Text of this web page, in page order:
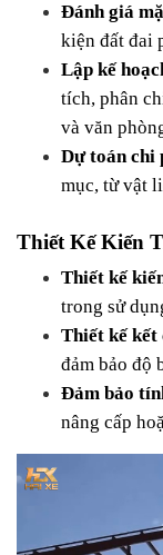
Đánh giá
kiện đất đai
Lập kế
tích, phân
và văn
Dự toán chi
mục, từ vật
Thiết Kế Kiến
Thiết kế
trong sử
Thiết kế kết
đảm bảo độ
Đảm bảo
nâng cấp